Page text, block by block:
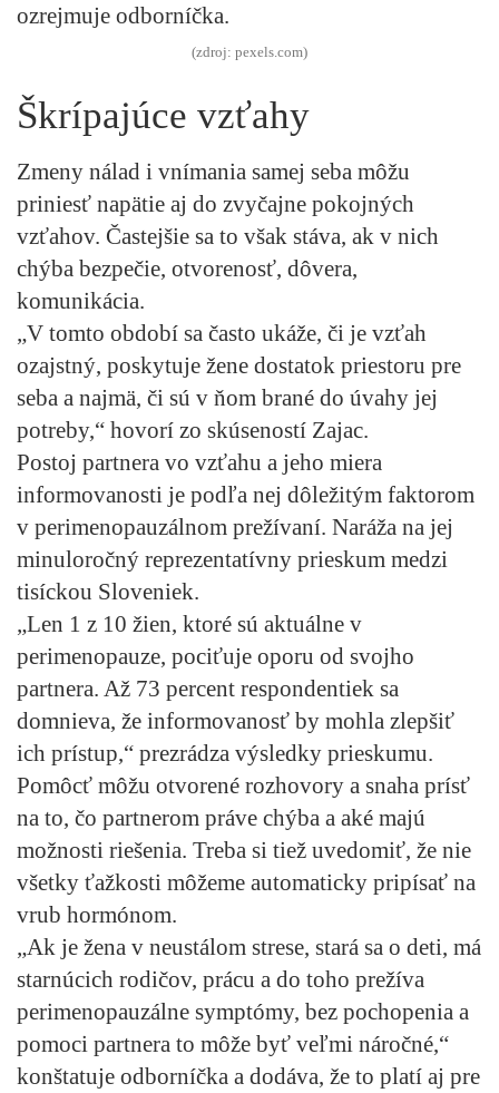
ozrejmuje odborníčka.
(zdroj: pexels.com)
Škrípajúce vzťahy
Zmeny nálad i vnímania samej seba môžu
priniesť napätie aj do zvyčajne pokojných
vzťahov. Častejšie sa to však stáva, ak v nich
chýba bezpečie, otvorenosť, dôvera,
komunikácia.
„V tomto období sa často ukáže, či je vzťah
ozajstný, poskytuje žene dostatok priestoru pre
seba a najmä, či sú v ňom brané do úvahy jej
potreby,“ hovorí zo skúseností Zajac.
Postoj partnera vo vzťahu a jeho miera
informovanosti je podľa nej dôležitým faktorom
v perimenopauzálnom prežívaní. Naráža na jej
minuloročný reprezentatívny prieskum medzi
tisíckou Sloveniek.
„Len 1 z 10 žien, ktoré sú aktuálne v
perimenopauze, pociťuje oporu od svojho
partnera. Až 73 percent respondentiek sa
domnieva, že informovanosť by mohla zlepšiť
ich prístup,“ prezrádza výsledky prieskumu.
Pomôcť môžu otvorené rozhovory a snaha prísť
na to, čo partnerom práve chýba a aké majú
možnosti riešenia. Treba si tiež uvedomiť, že nie
všetky ťažkosti môžeme automaticky pripísať na
vrub hormónom.
„Ak je žena v neustálom strese, stará sa o deti, má
starnúcich rodičov, prácu a do toho prežíva
perimenopauzálne symptómy, bez pochopenia a
pomoci partnera to môže byť veľmi náročné,“
konštatuje odborníčka a dodáva, že to platí aj pre